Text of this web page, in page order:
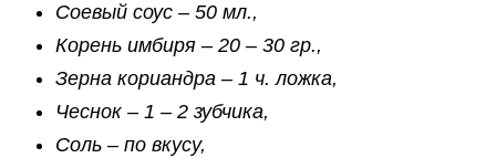
Соевый соус – 50 мл.,
Корень имбиря – 20 – 30 гр.,
Зерна кориандра – 1 ч. ложка,
Чеснок – 1 – 2 зубчика,
Соль – по вкусу,